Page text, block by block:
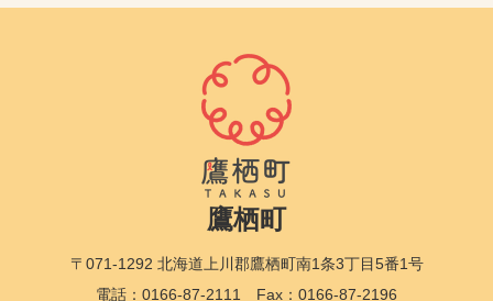
鷹栖町
〒071-1292 北海道上川郡鷹栖町南1条3丁目5番1号
電話：0166-87-2111 Fax：0166-87-2196